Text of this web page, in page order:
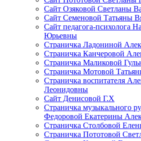
Сайт Озяковой Светланы
Сайт Семеновой Татьяны
Сайт педагога-психолога
Юрьевны
Страничка Ладониной
Страничка Канчеровой
Страничка Маликовой
Страничка Мотовой
Cтраничка воспитателя
Леонидовны
Сайт Денисовой Г.Х
Страничка музыкального
Федоровой Екатерины
Страничка Столбовой
Страничка Пототовой